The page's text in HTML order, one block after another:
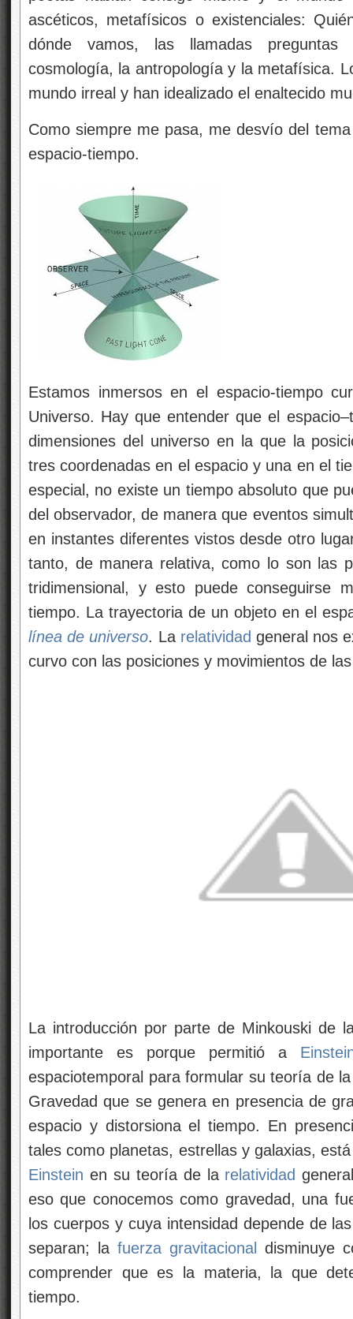
ascéticos, metafísicos o existenciales:
dónde vamos, las llamadas preguntas
cosmología, la antropología y la metafísica.
mundo irreal y han idealizado el enaltecido
Como siempre me pasa, me desvío del
espacio-tiempo.
Estamos inmersos en el espacio-tiempo
Universo. Hay que entender que el
dimensiones del universo en la que la
tres coordenadas en el espacio y una en el
especial, no existe un tiempo absoluto que
del observador, de manera que eventos
en instantes diferentes vistos desde otro
tanto, de manera relativa, como lo son las
tridimensional, y esto puede conseguirse
tiempo. La trayectoria de un objeto en el
línea de universo. La relatividad general nos
curvo con las posiciones y movimientos de
La introducción por parte de Minkouski de
importante es porque permitió a
espaciotemporal para formular su teoría de
Gravedad que se genera en presencia de
espacio y distorsiona el tiempo. En
tales como planetas, estrellas y galaxias,
Einstein en su teoría de la relatividad
eso que conocemos como gravedad, una
los cuerpos y cuya intensidad depende de
separan; la fuerza gravitacional
disminuye
comprender que es la materia, la que
tiempo.